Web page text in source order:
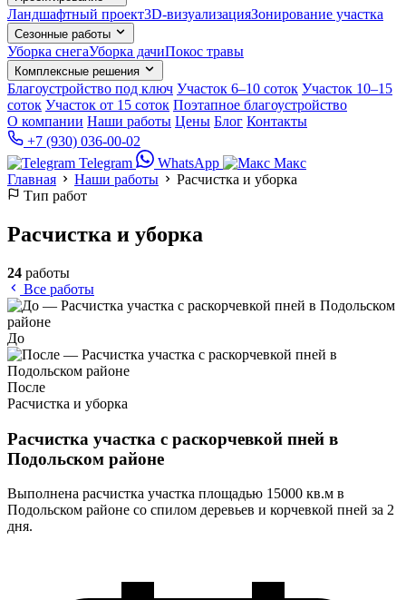
Ландшафтный проект3D-визуализацияЗонирование участка
Сезонные работы
Уборка снегаУборка дачиПокос травы
Комплексные решения
Благоустройство под ключ Участок 6–10 соток Участок 10–15
соток Участок от 15 соток Поэтапное благоустройство
О компании Наши работы Цены Блог Контакты
+7 (930) 036-00-02
Telegram
WhatsApp
Макс
Главная
Наши работы
Расчистка и уборка
Тип работ
Расчистка и уборка
24 работы
Все работы
До
После
Расчистка и уборка
Расчистка участка с раскорчевкой пней в
Подольском районе
Выполнена расчистка участка площадью 15000 кв.м в
Подольском районе со спилом деревьев и корчевкой пней за 2
дня.